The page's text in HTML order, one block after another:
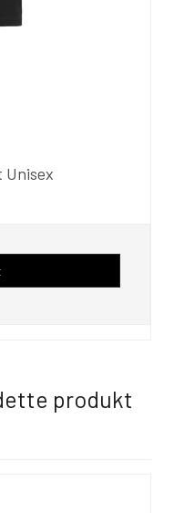
Unisex
produkt